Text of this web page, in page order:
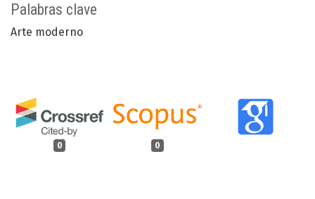
Palabras clave
Arte moderno
0 0